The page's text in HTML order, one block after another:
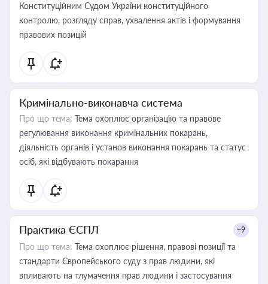
Конституційним Судом України конституційного
контролю, розгляду справ, ухвалення актів і формування
правових позицій
Кримінально-виконавча система
Про що тема: Тема охоплює організацію та правове
регулювання виконання кримінальних покарань,
діяльність органів і установ виконання покарань та статус
осіб, які відбувають покарання
Практика ЄСПЛ +9
Про що тема: Тема охоплює рішення, правові позиції та
стандарти Європейського суду з прав людини, які
впливають на тлумачення прав людини і застосування